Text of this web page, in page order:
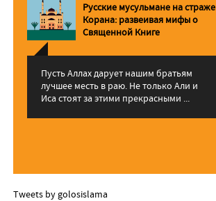
Русские мусульмане на страже
Корана: pазвеивая мифы о
Священной Книге
Пусть Аллах дарует нашим братьям
лучшее месть в раю. Не только Али и
Иса стоят за этими прекрасными ...
Tweets by golosislama